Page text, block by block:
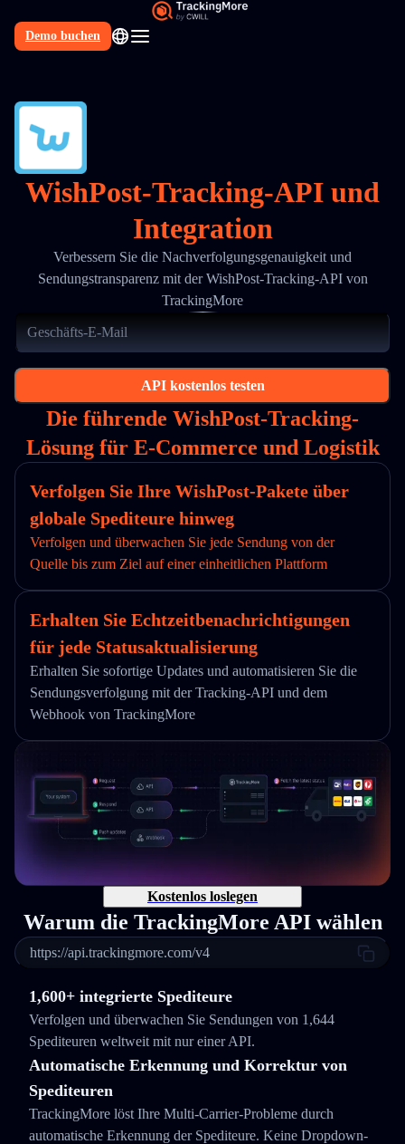
Demo buchen
WishPost-Tracking-API und
Integration
Verbessern Sie die Nachverfolgungsgenauigkeit und
Sendungstransparenz mit der WishPost-Tracking-API von
TrackingMore
API kostenlos testen
Die führende WishPost-Tracking-
Lösung für E-Commerce und Logistik
Verfolgen Sie Ihre WishPost-Pakete über
globale Spediteure hinweg
Verfolgen und überwachen Sie jede Sendung von der
Quelle bis zum Ziel auf einer einheitlichen Plattform
Erhalten Sie Echtzeitbenachrichtigungen
für jede Statusaktualisierung
Erhalten Sie sofortige Updates und automatisieren Sie die
Sendungsverfolgung mit der Tracking-API und dem
Webhook von TrackingMore
Kostenlos loslegen
Warum die TrackingMore API wählen
https://api.trackingmore.com/v4
1,600+ integrierte Spediteure
Verfolgen und überwachen Sie Sendungen von 1,644
Spediteuren weltweit mit nur einer API.
Automatische Erkennung und Korrektur von
Spediteuren
TrackingMore löst Ihre Multi-Carrier-Probleme durch
automatische Erkennung der Spediteure. Keine Dropdown-